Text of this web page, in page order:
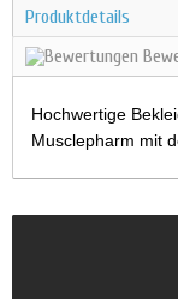
Produktdetails
Hochwertige
Musclepharm mit